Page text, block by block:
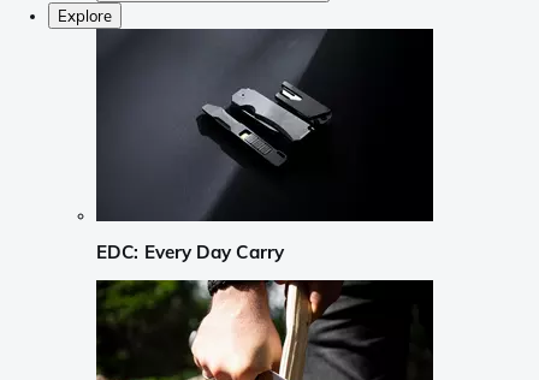
Explore
EDC: Every Day Carry